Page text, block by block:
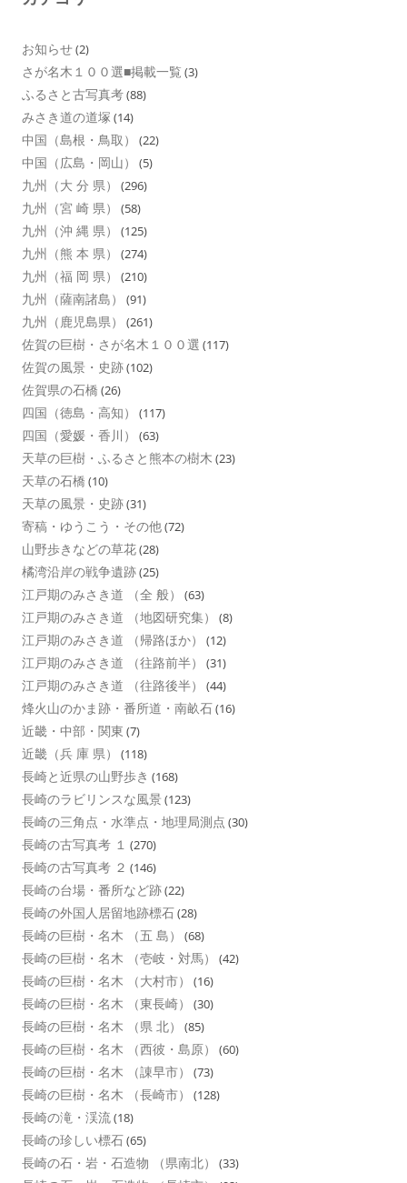
お知らせ(2)
さが名木１００選■掲載一覧 (3)
ふるさと古写真考(88)
みさき道の道塚 (14)
中国（島根・鳥取） (22)
中国（広島・岡山） (5)
九州（大 分 県） (296)
九州（宮 崎 県） (58)
九州（沖 縄 県） (125)
九州（熊 本 県） (274)
九州（福 岡 県） (210)
九州（薩南諸島） (91)
九州（鹿児島県） (261)
佐賀の巨樹・さが名木１００選 (117)
佐賀の風景・史跡(102)
佐賀県の石橋 (26)
四国（徳島・高知） (117)
四国（愛媛・香川） (63)
天草の巨樹・ふるさと熊本の樹木 (23)
天草の石橋 (10)
天草の風景・史跡(31)
寄稿・ゆうこう・その他(72)
山野歩きなどの草花(28)
橘湾沿岸の戦争遺跡(25)
江戸期のみさき道 （全 般） (63)
江戸期のみさき道 （地図研究集） (8)
江戸期のみさき道 （帰路ほか） (12)
江戸期のみさき道 （往路前半） (31)
江戸期のみさき道 （往路後半） (44)
烽火山のかま跡・番所道・南畝石(16)
近畿・中部・関東 (7)
近畿（兵 庫 県） (118)
長崎と近県の山野歩き (168)
長崎のラビリンスな風景 (123)
長崎の三角点・水準点・地理局測点 (30)
長崎の古写真考 １ (270)
長崎の古写真考 ２ (146)
長崎の台場・番所など跡(22)
長崎の外国人居留地跡標石(28)
長崎の巨樹・名木 （五 島） (68)
長崎の巨樹・名木 （壱岐・対馬） (42)
長崎の巨樹・名木 （大村市） (16)
長崎の巨樹・名木 （東長崎） (30)
長崎の巨樹・名木 （県 北） (85)
長崎の巨樹・名木 （西彼・島原） (60)
長崎の巨樹・名木 （諌早市） (73)
長崎の巨樹・名木 （長崎市） (128)
長崎の滝・渓流(18)
長崎の珍しい標石(65)
長崎の石・岩・石造物 （県南北） (33)